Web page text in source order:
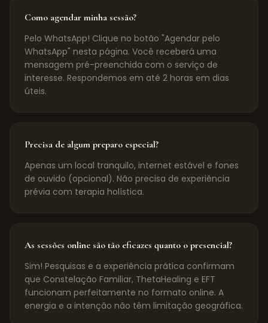
Como agendar minha sessão?
Pelo WhatsApp! Clique no botão "Agendar pelo
WhatsApp" nesta página. Você receberá uma
mensagem pré-preenchida com o serviço de
interesse. Respondemos em até 2 horas em dias
úteis.
Precisa de algum preparo especial?
Apenas um local tranquilo, internet estável e fones
de ouvido (opcional). Não precisa de experiência
prévia com terapia holística.
As sessões online são tão eficazes quanto o presencial?
Sim! Pesquisas e a experiência prática confirmam
que Constelação Familiar, ThetaHealing e EFT
funcionam perfeitamente no formato online. A
energia e a intenção não têm limitação geográfica.